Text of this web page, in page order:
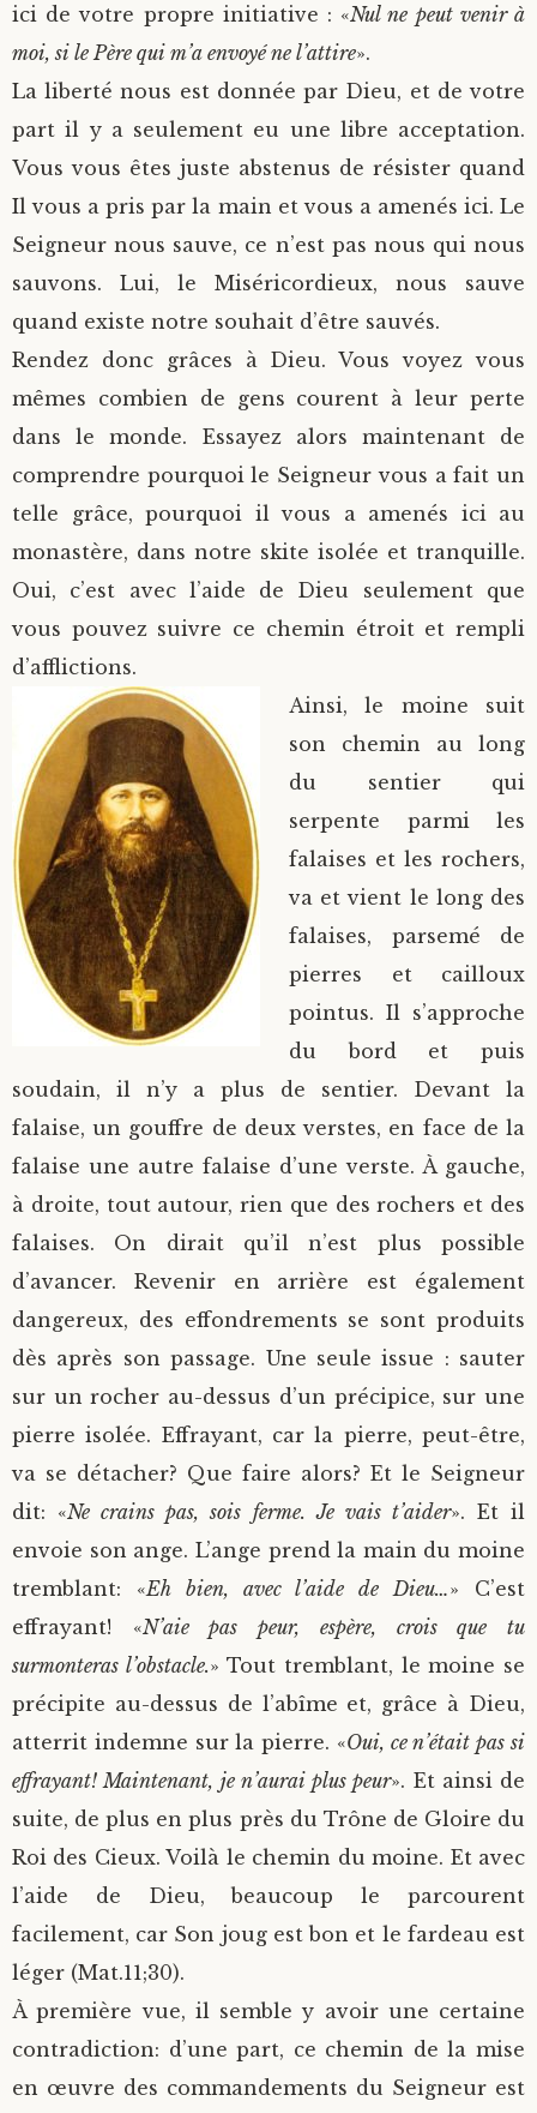
ici de votre propre initiative : «Nul ne peut venir à
moi, si le Père qui m’a envoyé ne l’attire».
La liberté nous est donnée par Dieu, et de votre
part il y a seulement eu une libre acceptation.
Vous vous êtes juste abstenus de résister quand
Il vous a pris par la main et vous a amenés ici. Le
Seigneur nous sauve, ce n’est pas nous qui nous
sauvons. Lui, le Miséricordieux, nous sauve
quand existe notre souhait d’être sauvés.
Rendez donc grâces à Dieu. Vous voyez vous
mêmes combien de gens courent à leur perte
dans le monde. Essayez alors maintenant de
comprendre pourquoi le Seigneur vous a fait un
telle grâce, pourquoi il vous a amenés ici au
monastère, dans notre skite isolée et tranquille.
Oui, c’est avec l’aide de Dieu seulement que
vous pouvez suivre ce chemin étroit et rempli
d’afflictions.
Ainsi, le moine suit
son chemin au long
du sentier qui
serpente parmi les
falaises et les rochers,
va et vient le long des
falaises, parsemé de
pierres et cailloux
pointus. Il s’approche
du bord et puis
soudain, il n’y a plus de sentier. Devant la
falaise, un gouffre de deux verstes, en face de la
falaise une autre falaise d’une verste. À gauche,
à droite, tout autour, rien que des rochers et des
falaises. On dirait qu’il n’est plus possible
d’avancer. Revenir en arrière est également
dangereux, des effondrements se sont produits
dès après son passage. Une seule issue : sauter
sur un rocher au-dessus d’un précipice, sur une
pierre isolée. Effrayant, car la pierre, peut-être,
va se détacher? Que faire alors? Et le Seigneur
dit: «Ne crains pas, sois ferme. Je vais t’aider». Et il
envoie son ange. L’ange prend la main du moine
tremblant: «Eh bien, avec l’aide de Dieu…» C’est
effrayant! «N’aie pas peur, espère, crois que tu
surmonteras l’obstacle.» Tout tremblant, le moine se
précipite au-dessus de l’abîme et, grâce à Dieu,
atterrit indemne sur la pierre. «Oui, ce n’était pas si
effrayant! Maintenant, je n’aurai plus peur». Et ainsi de
suite, de plus en plus près du Trône de Gloire du
Roi des Cieux. Voilà le chemin du moine. Et avec
l’aide de Dieu, beaucoup le parcourent
facilement, car Son joug est bon et le fardeau est
léger (Mat.11;30).
À première vue, il semble y avoir une certaine
contradiction: d’une part, ce chemin de la mise
en œuvre des commandements du Seigneur est